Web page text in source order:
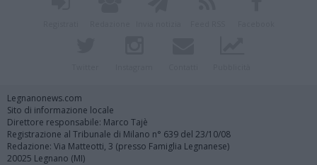
Legnanonews.com
Sito di informazione locale
Direttore responsabile: Marco Tajè
Registrazione al Tribunale di Milano n° 639 del 23/10/08
Redazione: Via Matteotti, 3 (presso Famiglia Legnanese)
20025 Legnano (MI)